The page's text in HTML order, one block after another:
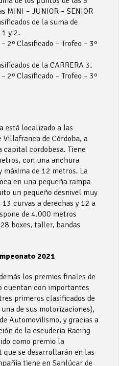
MINI – JUNIOR – SENIOR
de la suma de
1 y 2.
2º Clasificado – Trofeo – 3º
de la CARRERA 3.
2º Clasificado – Trofeo – 3º
está localizado a las
de Córdoba, a
capital cordobesa. Tiene
con una anchura
de 12 metros. La
en una pequeña rampa
un pequeño desnivel muy
curvas a derechas y 12 a
de 4.000 metros
boxes, taller, bandas
2021
los premios finales de
cuentan con importantes
primeros clasificados de
de sus motorizaciones),
Automovilismo, y gracias a
de la escudería Racing
como premio la
se desarrollarán en las
tiene en Sanlúcar de